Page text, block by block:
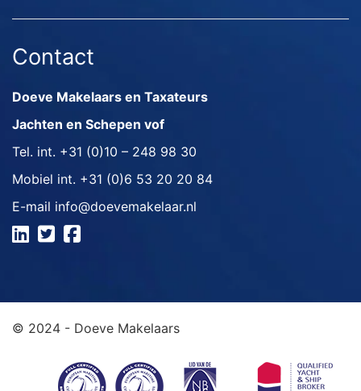
Contact
Doeve Makelaars en Taxateurs
Jachten en Schepen vof
Tel. int. +31 (0)10 – 248 98 30
Mobiel int. +31 (0)6 53 20 20 84
E-mail info@doevemakelaar.nl
© 2024 - Doeve Makelaars